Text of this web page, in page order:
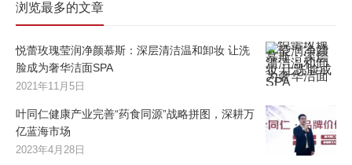
浏览最多的文章
悦蕾玫瑰莹润净颜慕斯：深层清洁温和卸妆 让洗
脸成为奢华洁面SPA
2021年11月5日
叶同仁健康产业完善“药食同源”战略拼图，深耕万
亿蓝海市场
2023年4月28日